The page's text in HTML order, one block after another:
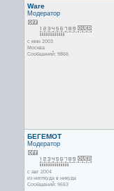
Ware
Модератор
с июн 2003
Москва
Сообщений: 9866
БЕГЕМОТ
Модератор
с авг 2004
из ниоткуда в никуда
Сообщений: 9653